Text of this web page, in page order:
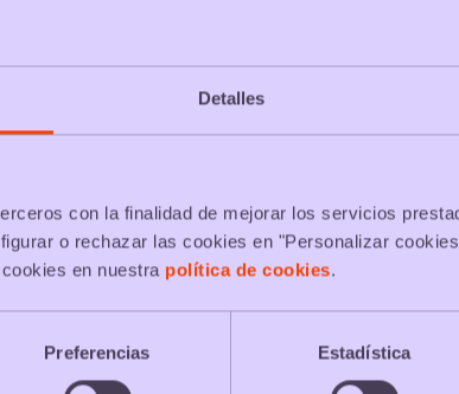
Detalles
con la finalidad de mejorar los servicios
o rechazar las cookies en "Personalizar
en nuestra política de cookies.
Preferencias Estadística